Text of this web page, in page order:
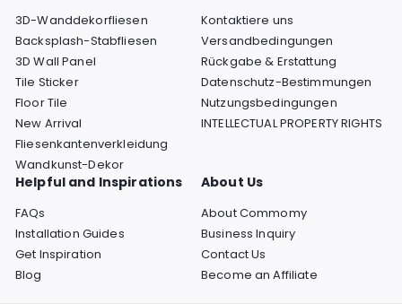
3D-Wanddekorfliesen
Backsplash-Stabfliesen
3D Wall Panel
Tile Sticker
Floor Tile
New Arrival
Fliesenkantenverkleidung
Wandkunst-Dekor
Kontaktiere uns
Versandbedingungen
Rückgabe & Erstattung
Datenschutz-Bestimmungen
Nutzungsbedingungen
INTELLECTUAL PROPERTY RIGHTS
Helpful and Inspirations
FAQs
Installation Guides
Get Inspiration
Blog
About Us
About Commomy
Business Inquiry
Contact Us
Become an Affiliate